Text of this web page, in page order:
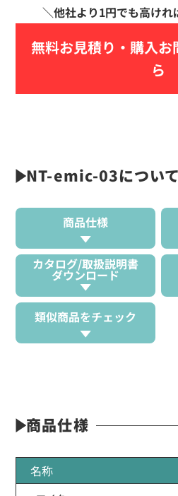
無料お見積り・ 購入お
ら
NT-emic-03につい
商品仕様
カタログ/取扱説明書
ダウンロード
類似商品をチェック
商品仕様
名称